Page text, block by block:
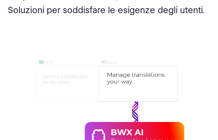
Soluzioni per soddisfare le esigenze degli utenti.